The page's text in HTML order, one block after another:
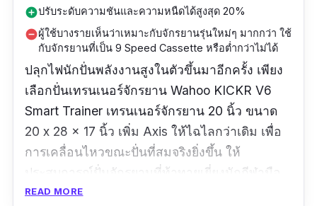
add_circleปรับระดับความชันและความหนืดได้สูงสุด 20%
remove_circleผู้ใช้บางรายเห็นว่าเหมาะกับจักรยานรุ่นใหม่ๆ มากกว่า ใช้
กับจักรยานที่เป็น 9 Speed Cassette หรือต่ำกว่าไม่ได้
ปลุกไฟนักปั่นพลังงานสูงในตัวขึ้นมาอีกครั้ง เพียง
เลือกปั่นเทรนเนอร์จักรยาน Wahoo KICKR V6
Smart Trainer เทรนเนอร์จักรยาน 20 นิ้ว ขนาด
20 x 28 x 17 นิ้ว เพิ่ม Axis ให้ไฉไลกว่าเดิม เพื่อ
การเคลื่อนไหวขณะปั่นที่สมจริงยิ่งขึ้น ให้
ประสบการณ์ปั่นจักรยานที่ท้าทายเยี่ยงนักกีฬามือ
อาชีพ มีตัวเลือกโปรแกรมการเทรนออนลไน์ที่
READ MORE